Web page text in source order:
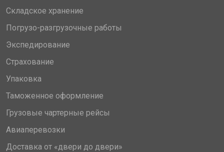
Складское хранение
Погрузо-разгрузочные работы
Экспедирование
Страхование
Упаковка
Таможенное оформление
Грузовые чартерные рейсы
Авиаперевозки
Доставка от «двери до двери»